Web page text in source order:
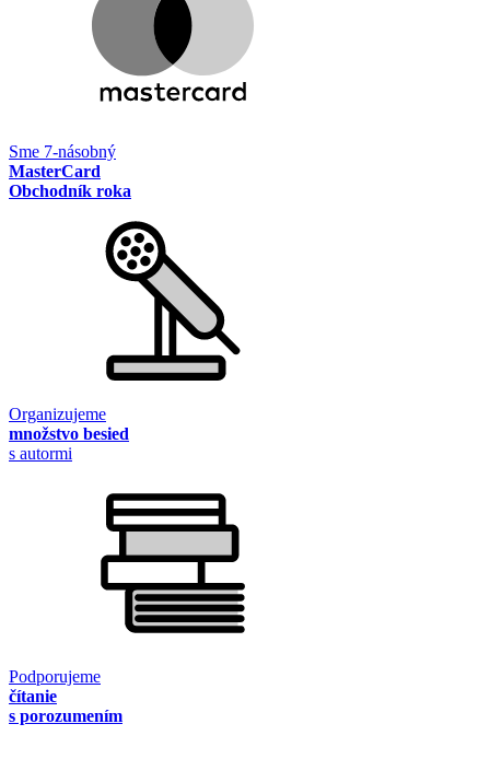
Sme 7-násobný
MasterCard
Obchodník roka
Organizujeme
množstvo besied
s autormi
Podporujeme
čítanie
s porozumením